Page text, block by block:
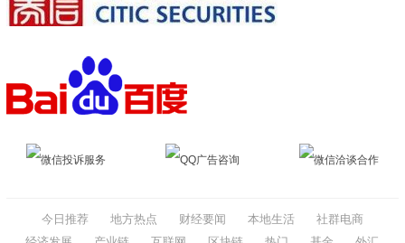
微信投诉服务 QQ广告咨询 微信洽谈合作
今日推荐 地方热点 财经要闻 本地生活
社群电商